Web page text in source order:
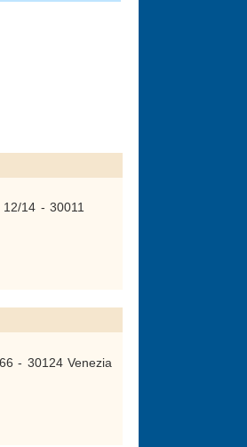
14 - 30011
- 30124 Venezia